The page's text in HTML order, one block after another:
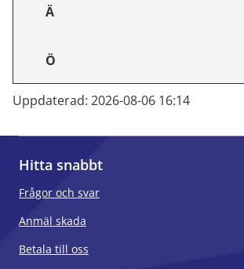
Ä
Ö
Uppdaterad: 2026-08-06 16:14
Hitta snabbt
Frågor och svar
Anmäl skada
Betala till oss